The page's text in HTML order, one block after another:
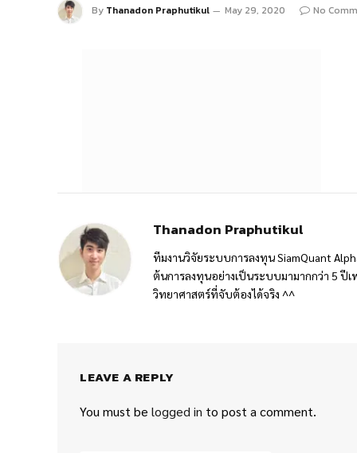
By Thanadon Praphutikul May 29, 2020 No
Thanadon Praphutikul
ทีมงานวิจัยระบบการลงทุน SiamQuant
ต้นการลงทุนอย่างเป็นระบบมามากกว่า 5 ปีเ
วิทยาศาสตร์ที่จับต้องได้จริง ^^
LEAVE A REPLY
You must be logged in to post a comment.